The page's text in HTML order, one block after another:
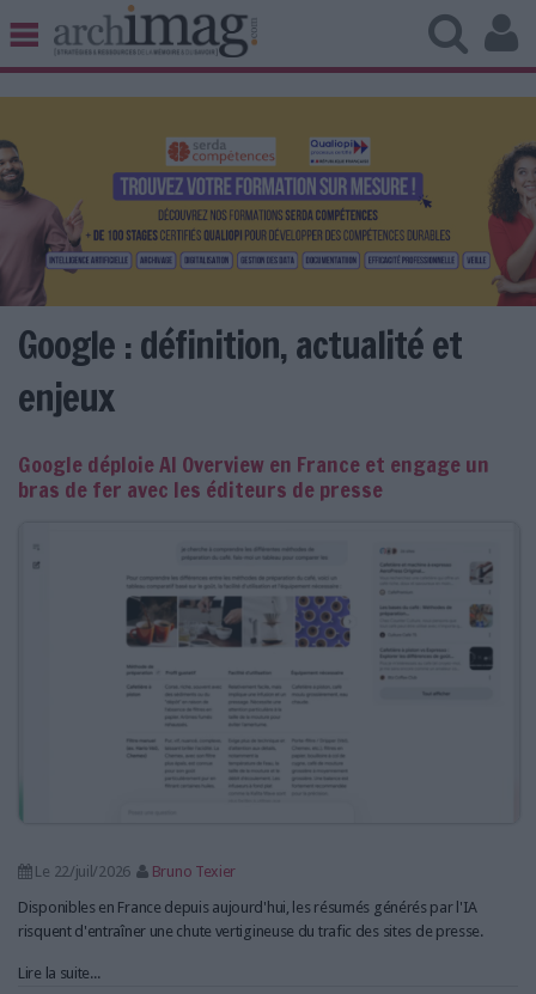
BIBLIOTHÈQUE ÉDITION
UNIVERS DATA
TRAVAIL COLLABORATIF
VIE NUMÉRIQUE
NUMÉRIQUE RESPONSABLE
LES NEWSLETTERS
LES BASES DE DONNÉES
L'ANNUAIRE DES ACTEURS
LES LIVRES BLANCS
LES SUPPLÉMENTS
Google : définition, actualité et
enjeux
Google déploie AI Overview en France et engage un
bras de fer avec les éditeurs de presse
Le 22/juil/2026
Bruno Texier
Disponibles en France depuis aujourd'hui, les résumés générés par l'IA
risquent d'entraîner une chute vertigineuse du trafic des sites de presse.
Lire la suite...